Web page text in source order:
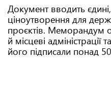
Документ вводить
ціноутворення для
проєктів. Меморандум
й місцеві адміністрації
його підписали понад